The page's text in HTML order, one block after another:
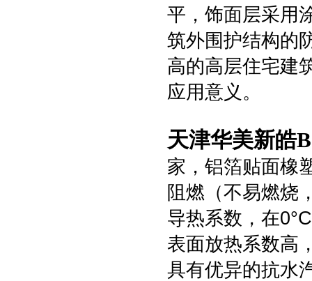
平，饰面层采用
筑外围护结构的
高的高层住宅建
应用意义。
天津华美新皓
家，铝箔贴面橡
阻燃（不易燃烧
导热系数，在
表面放热系数高
具有优异的抗水